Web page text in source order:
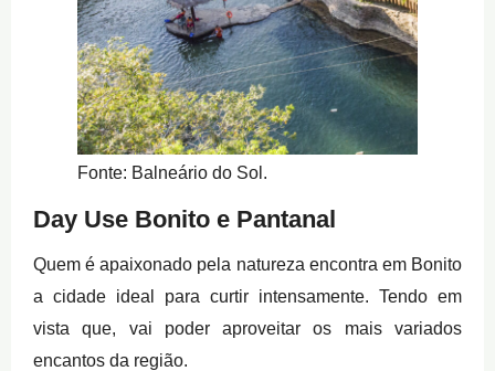
Fonte: Balneário do Sol.
Day Use Bonito e Pantanal
Quem é apaixonado pela natureza encontra em Bonito
a cidade ideal para curtir intensamente. Tendo em
vista que, vai poder aproveitar os mais variados
encantos da região.